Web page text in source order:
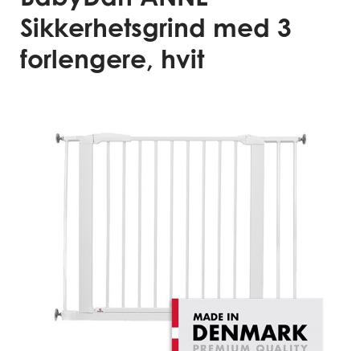
Sikkerhetsgrind med 3
forlengere, hvit